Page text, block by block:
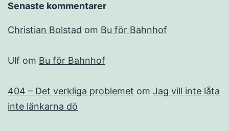
Senaste kommentarer
Christian Bolstad om Bu för Bahnhof
Ulf om Bu för Bahnhof
404 – Det verkliga problemet om Jag vill inte låta
inte länkarna dö